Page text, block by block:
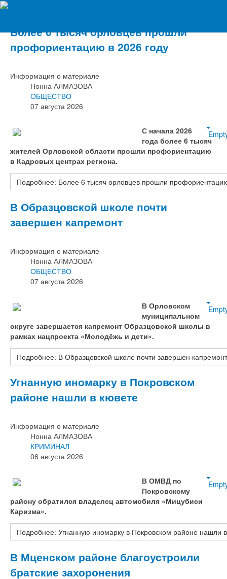
Более 6 тысяч орловцев прошли
профориентацию в 2026 году
Информация о материале
Нонна АЛМАЗОВА
ОБЩЕСТВО
07 августа 2026
С начала 2026
года более 6 тысяч
жителей Орловской области прошли профориентацию
в Кадровых центрах региона.
Подробнее: Более 6 тысяч орловцев прошли
В Образцовской школе почти
завершен капремонт
Информация о материале
Нонна АЛМАЗОВА
ОБЩЕСТВО
07 августа 2026
В Орловском
муниципальном
округе завершается капремонт Образцовской школы в
рамках нацпроекта «Молодёжь и дети».
Подробнее: В Образцовской школе почти завершен капремонт
Угнанную иномарку в Покровском
районе нашли в кювете
Информация о материале
Нонна АЛМАЗОВА
КРИМИНАЛ
06 августа 2026
В ОМВД по
Покровскому
району обратился владелец автомобиля «Мицубиси
Каризма».
Подробнее: Угнанную иномарку в Покровском районе нашли
В Мценском районе благоустроили
братские захоронения